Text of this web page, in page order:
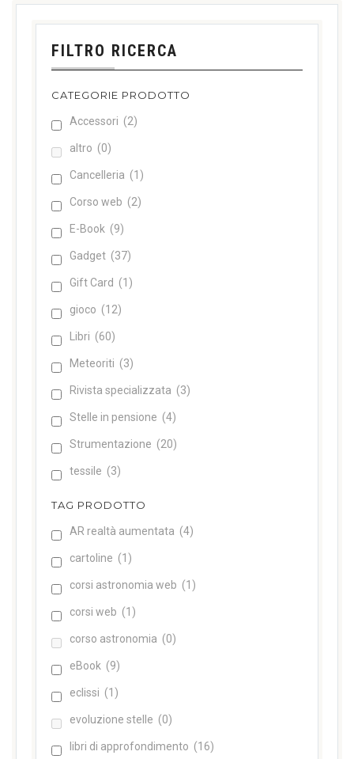
FILTRO RICERCA
CATEGORIE PRODOTTO
Accessori (2)
altro (0)
Cancelleria (1)
Corso web (2)
E-Book (9)
Gadget (37)
Gift Card (1)
gioco (12)
Libri (60)
Meteoriti (3)
Rivista specializzata (3)
Stelle in pensione (4)
Strumentazione (20)
tessile (3)
TAG PRODOTTO
AR realtà aumentata (4)
cartoline (1)
corsi astronomia web (1)
corsi web (1)
corso astronomia (0)
eBook (9)
eclissi (1)
evoluzione stelle (0)
libri di approfondimento (16)